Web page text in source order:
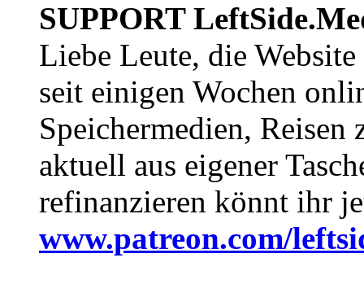
SUPPORT
Liebe Leute, die Website
seit einigen Wochen
Speichermedien, Reisen
aktuell aus eigener
refinanzieren könnt ihr
www.patreon.com/